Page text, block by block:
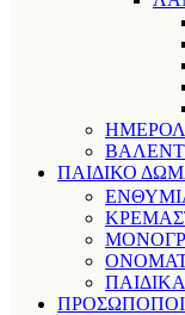
ΠΑΙΔΙΚΟ